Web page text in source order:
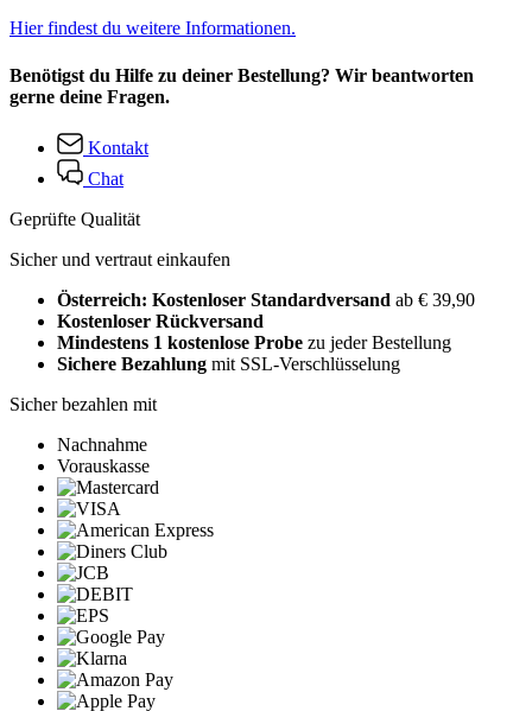
Hier findest du weitere Informationen.
Benötigst du Hilfe zu deiner Bestellung? Wir beantworten
gerne deine Fragen.
Kontakt
Chat
Geprüfte Qualität
Sicher und vertraut einkaufen
Österreich: Kostenloser Standardversand ab € 39,90
Kostenloser Rückversand
Mindestens 1 kostenlose Probe zu jeder Bestellung
Sichere Bezahlung mit SSL-Verschlüsselung
Sicher bezahlen mit
Nachnahme
Vorauskasse